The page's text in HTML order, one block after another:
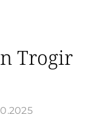
Trogir